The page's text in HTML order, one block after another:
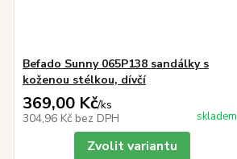
Befado Sunny 065P138 sandálky s
koženou stélkou, dívčí
369,00 Kč/ks
304,96 Kč bez DPH skladem
Zvolit variantu